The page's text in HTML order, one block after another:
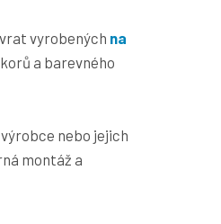
vyrobených na
a barevného
nebo jejich
montáž a